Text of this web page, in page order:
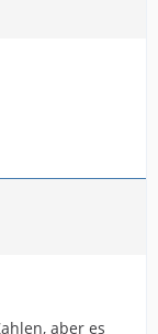
aber es